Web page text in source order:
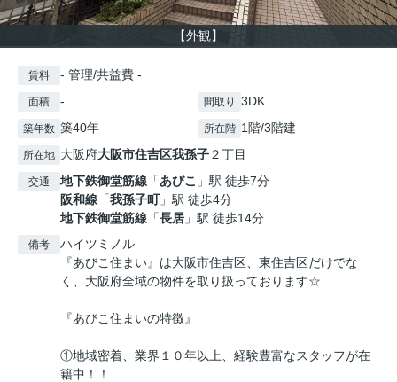
【外観】
賃料 - 管理/共益費 -
面積 - 間取り 3DK
築年数 築40年 所在階 1階/3階建
所在地 大阪府大阪市住吉区我孫子２丁目
交通 地下鉄御堂筋線 「あびこ 」駅 徒歩7分
阪和線 「我孫子町」駅 徒歩4分
地下鉄御堂筋線 「長居 」駅 徒歩14分
備考
ハイツミノル
『あびこ住まい』は大阪市住吉区、東住吉区だけでな
く、大阪府全域の物件を取り扱っております☆
『あびこ住まいの特徴』
①地域密着、業界１０年以上、経験豊富なスタッフが在
籍中！！